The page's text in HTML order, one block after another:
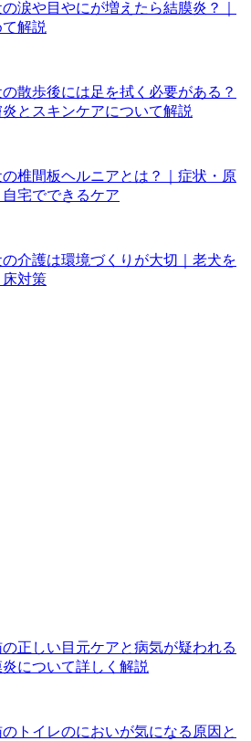
の涙や目やにが増えたら結膜炎？｜
解説
の散歩後には足を拭く必要がある？
炎とスキンケアについて解説
の椎間板ヘルニアとは？｜症状・原
宅でできるケア
の介護は環境づくりが大切｜老犬を
対策
の正しい目元ケアと病気が疑われる
について詳しく解説
のトイレのにおいが気になる原因と